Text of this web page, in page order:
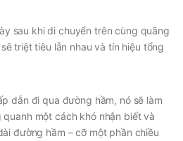
sau khi di chuyển trên cùng quãng
triệt tiêu lẫn nhau và tín hiệu tổng
dẫn đi qua đường hầm, nó sẽ làm
một cách khó nhận biết và
đường hầm – cỡ một phần chiều